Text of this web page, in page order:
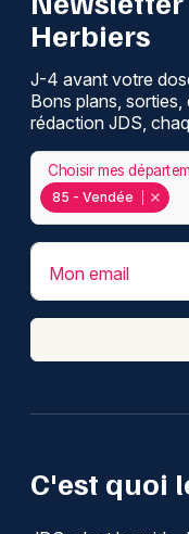
C'est quoi
Herbiers
J-4 avant votre
Bons plans,
rédaction JDS,
85 - Vendée
Choisir mes
Mon email